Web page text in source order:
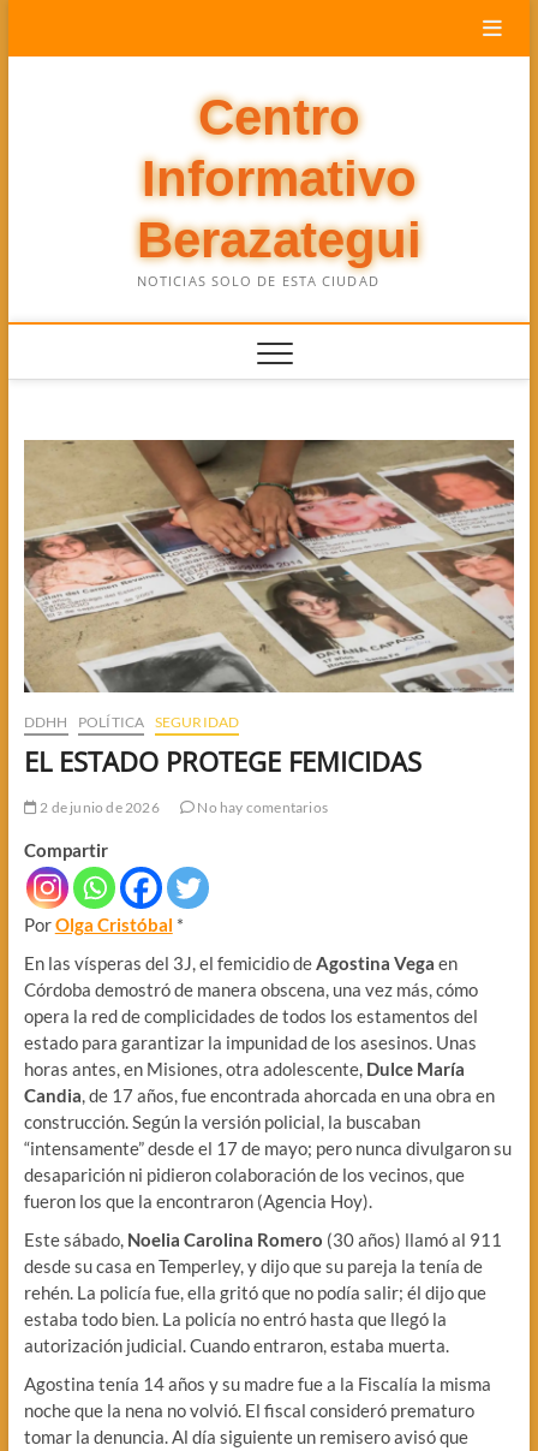
Centro
Informativo
Berazategui
NOTICIAS SOLO DE ESTA CIUDAD
DDHH POLÍTICA SEGURIDAD
EL ESTADO PROTEGE FEMICIDAS
2 de junio de 2026 No hay comentarios
Compartir
PorOlga Cristóbal *
En las vísperas del 3J, el femicidio deAgostina Vega en
Córdoba demostró de manera obscena, una vez más, cómo
opera la red de complicidades de todos los estamentos del
estado para garantizar la impunidad de los asesinos. Unas
horas antes, en Misiones, otra adolescente, Dulce María
Candia, de 17 años, fue encontrada ahorcada en una obra en
construcción. Según la versión policial, la buscaban
“intensamente” desde el 17 de mayo; pero nunca divulgaron su
desaparición ni pidieron colaboración de los vecinos, que
fueron los que la encontraron (Agencia Hoy).
Este sábado, Noelia Carolina Romero (30 años) llamó al 911
desde su casa en Temperley, y dijo que su pareja la tenía de
rehén. La policía fue, ella gritó que no podía salir; él dijo que
estaba todo bien. La policía no entró hasta que llegó la
autorización judicial. Cuando entraron, estaba muerta.
Agostina tenía 14 años y su madre fue a la Fiscalía la misma
noche que la nena no volvió. El fiscal consideró prematuro
tomar la denuncia. Al día siguiente un remisero avisó que